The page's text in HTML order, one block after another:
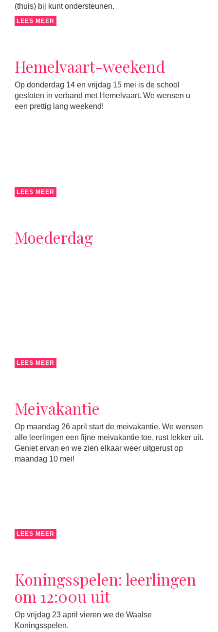
(thuis) bij kunt ondersteunen.
LEES MEER
Hemelvaart-weekend
Op donderdag 14 en vrijdag 15 mei is de school
gesloten in verband met Hemelvaart. We wensen u
een prettig lang weekend!
LEES MEER
Moederdag
LEES MEER
Meivakantie
Op maandag 26 april start de meivakantie. We wensen
alle leerlingen een fijne meivakantie toe, rust lekker uit.
Geniet ervan en we zien elkaar weer uitgerust op
maandag 10 mei!
LEES MEER
Koningsspelen: leerlingen
om 12:00u uit
Op vrijdag 23 april vieren we de Waalse
Koningsspelen.